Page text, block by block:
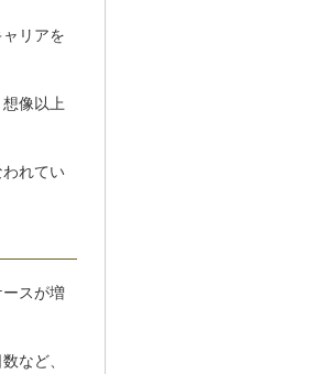
リアを
像以上
れてい
スが増
など、